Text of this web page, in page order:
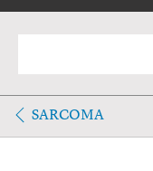
SARCOMA